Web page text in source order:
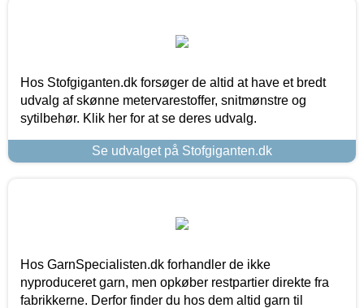
Hos Stofgiganten.dk forsøger de altid at have et bredt
udvalg af skønne metervarestoffer, snitmønstre og
sytilbehør. Klik her for at se deres udvalg.
Se udvalget på Stofgiganten.dk
Hos GarnSpecialisten.dk forhandler de ikke
nyproduceret garn, men opkøber restpartier direkte fra
fabrikkerne. Derfor finder du hos dem altid garn til